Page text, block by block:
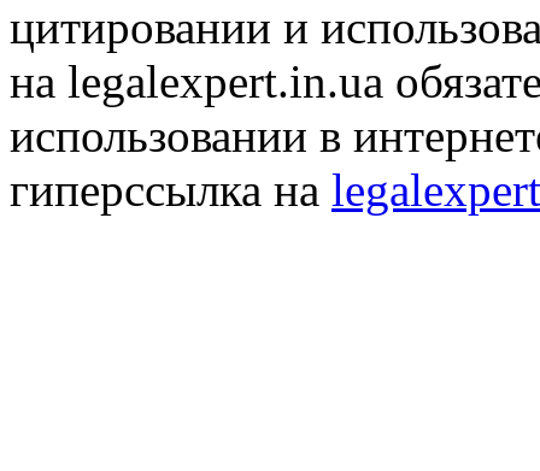
цитировании и
на legalexpert.in.ua
использовании в
гиперссылка на